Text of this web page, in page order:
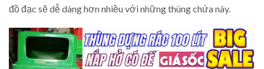
đồ đạc sẽ dễ dàng hơn nhiều với những thùng chứa này.